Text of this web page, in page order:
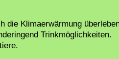
die Klimaerwärmung
Trinkmöglichkeiten.